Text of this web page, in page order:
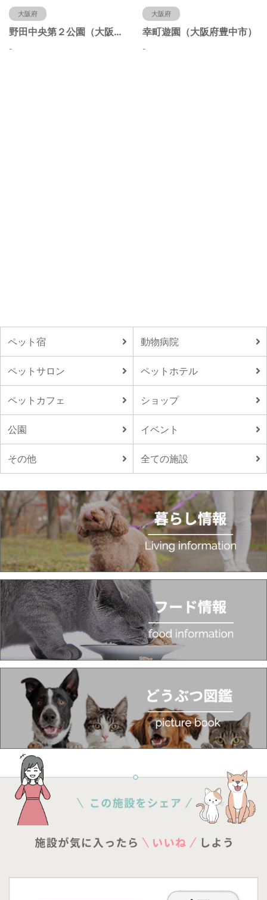
大阪府
野田中央第２公園（大阪府豊中市）
-
大阪府
幸町遊園（大阪府豊中市）
-
ペット宿 動物病院
ペットサロン ペットホテル
ペットカフェ ショップ
公園 イベント
その他 全ての施設